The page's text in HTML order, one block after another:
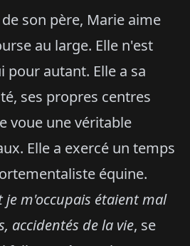
son père, Marie aime
au large. Elle n'est
pour autant. Elle a sa
ses propres centres
voue une véritable
Elle a exercé un temps
équine.
je m'occupais étaient mal
accidentés de la vie, se